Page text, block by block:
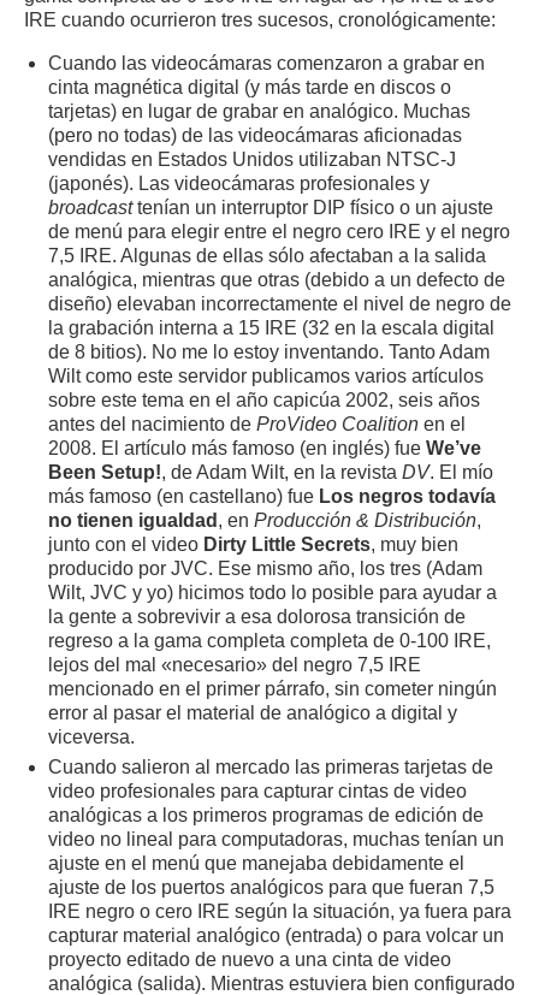
IRE cuando ocurrieron tres sucesos, cronológicamente:
Cuando las videocámaras comenzaron a grabar en
cinta magnética digital (y más tarde en discos o
tarjetas) en lugar de grabar en analógico. Muchas
(pero no todas) de las videocámaras aficionadas
vendidas en Estados Unidos utilizaban NTSC-J
(japonés). Las videocámaras profesionales y
broadcasttenían un interruptor DIP físico o un ajuste
de menú para elegir entre el negro cero IRE y el negro
7,5 IRE. Algunas de ellas sólo afectaban a la salida
analógica, mientras que otras (debido a un defecto de
diseño) elevaban incorrectamente el nivel de negro de
la grabación interna a 15 IRE (32 en la escala digital
de 8 bitios). No me lo estoy inventando. Tanto Adam
Wilt como este servidor publicamos varios artículos
sobre este tema en el año capicúa 2002, seis años
antes del nacimiento de ProVideo Coalition en el
2008. El artículo más famoso (en inglés) fue We’ve
Been Setup!, de Adam Wilt, en la revista DV. El mío
más famoso (en castellano) fue Los negros todavía
no tienen igualdad , en Producción & Distribución,
junto con el video Dirty Little Secrets, muy bien
producido por JVC. Ese mismo año, los tres (Adam
Wilt, JVC y yo) hicimos todo lo posible para ayudar a
la gente a sobrevivir a esa dolorosa transición de
regreso a la gama completa completa de 0-100 IRE,
lejos del mal «necesario» del negro 7,5 IRE
mencionado en el primer párrafo, sin cometer ningún
error al pasar el material de analógico a digital y
viceversa.
Cuando salieron al mercado las primeras tarjetas de
video profesionales para capturar cintas de video
analógicas a los primeros programas de edición de
video no lineal para computadoras, muchas tenían un
ajuste en el menú que manejaba debidamente el
ajuste de los puertos analógicos para que fueran 7,5
IRE negro o cero IRE según la situación, ya fuera para
capturar material analógico (entrada) o para volcar un
proyecto editado de nuevo a una cinta de video
analógica (salida). Mientras estuviera bien configurado